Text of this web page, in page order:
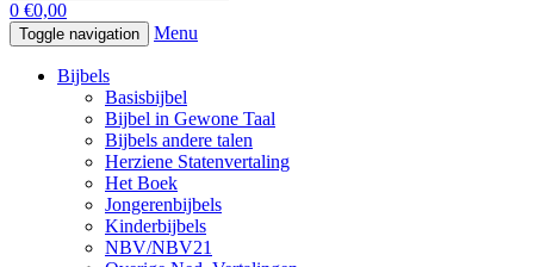
0 €0,00
Toggle navigation Menu
Bijbels
Basisbijbel
Bijbel in Gewone Taal
Bijbels andere talen
Herziene Statenvertaling
Het Boek
Jongerenbijbels
Kinderbijbels
NBV/NBV21